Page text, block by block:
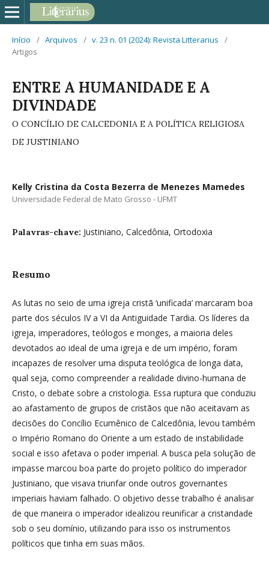
Início / Arquivos / v. 23 n. 01 (2024): Revista Litterarius
/
Artigos
ENTRE A HUMANIDADE E A
DIVINDADE
O CONCÍLIO DE CALCEDONIA E A POLÍTICA RELIGIOSA
DE JUSTINIANO
Kelly Cristina da Costa Bezerra de Menezes Mamedes
Universidade Federal de Mato Grosso - UFMT
Palavras-chave: Justiniano, Calcedônia, Ortodoxia
Resumo
As lutas no seio de uma igreja cristã ‘unificada’ marcaram boa
parte dos séculos IV a VI da Antiguidade Tardia. Os líderes da
igreja, imperadores, teólogos e monges, a maioria deles
devotados ao ideal de uma igreja e de um império, foram
incapazes de resolver uma disputa teológica de longa data,
qual seja, como compreender a realidade divino-humana de
Cristo, o debate sobre a cristologia. Essa ruptura que conduziu
ao afastamento de grupos de cristãos que não aceitavam as
decisões do Concílio Ecumênico de Calcedônia, levou também
o Império Romano do Oriente a um estado de instabilidade
social e isso afetava o poder imperial. A busca pela solução de
impasse marcou boa parte do projeto político do imperador
Justiniano, que visava triunfar onde outros governantes
imperiais haviam falhado. O objetivo desse trabalho é analisar
de que maneira o imperador idealizou reunificar a cristandade
sob o seu domínio, utilizando para isso os instrumentos
políticos que tinha em suas mãos.